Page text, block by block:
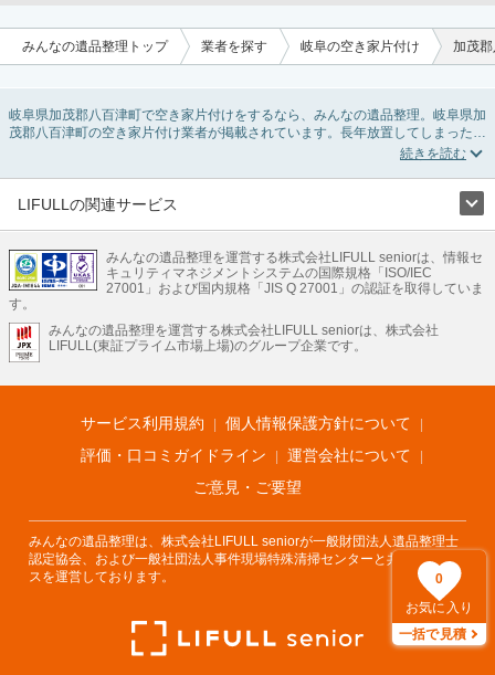
0
お気に入り
一括で見積
みんなの遺品整理トップ 業者を探す 岐阜の空き家片付け 加茂
岐阜県加茂郡八百津町で空き家片付けをするなら、みんなの遺品整理。岐阜県加
茂郡八百津町の空き家片付け業者が掲載されています。長年放置してしまった実
家の片付けや、相続したが住む予定のない親の家の不用品の処分・回収・引き取
絞り込み条件を利用し検索してみましょう。
LIFULLの関連サービス
不動産・住宅
引越し 老人ホーム 地方創生 ママの就労支援
不動産クラウドファンディング 遺品整理 老後の暮らし情報
LIFULL HOME'Sのサービス
不動産・住宅
不動産査定 マンション専門売却査定 不動産投資 アドバイザー
不動産アーカイブ
空き家バンク 家賃相場 不動産会社
まちむすび
不動産用語集 住まいのお役立ち情報
LIFULL HOME'S PRESS
アプリ 不動産データ 不動産転職
みんなの遺品整理を運営する株式会社LIFULL seniorは、情報セ
キュリティマネジメントシステムの国際規格「ISO/IEC
27001」および国内規格「JIS Q 27001」の認証を取得していま
す。
みんなの遺品整理を運営する株式会社LIFULL seniorは、株式会社
LIFULL(東証プライム市場上場)のグループ企業です。
サービス利用規約
個人情報保護方針について
評価・口コミガイドライン
運営会社について
ご意見・ご要望
みんなの遺品整理は、株式会社LIFULL seniorが一般財団法人遺品整理士
認定協会、および一般社団法人事件現場特殊清掃センターと共同でサービ
スを運営しております。